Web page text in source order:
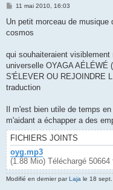
M
s
a
11 mai 2010, 16:03
Un petit morceau de
cosmos
qui souhaiteraient
universelle OYAGA AÉLÉWÉ
S'ÉLEVER OU REJOINDRE
traduction
Il m'est bien utile de temps
m'aidant a échapper a des
FICHIERS JOINTS
oyg.mp3
(1.88 Mio) Téléchargé 50664
Modifié en dernier parLaja le 18